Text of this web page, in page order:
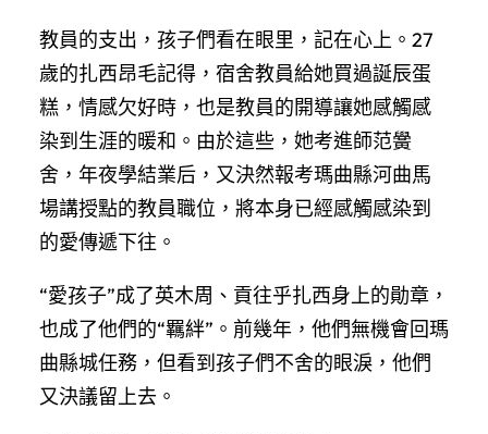
教員的支出，孩子們看在眼里，記在心上。27
歲的扎西昂毛記得，宿舍教員給她買過誕辰蛋
糕，情感欠好時，也是教員的開導讓她感觸感
染到生涯的暖和。由於這些，她考進師范黌
舍，年夜學結業后，又決然報考瑪曲縣河曲馬
場講授點的教員職位，將本身已經感觸感染到
的愛傳遞下往。
“愛孩子”成了英木周、貢往乎扎西身上的勛章，
也成了他們的“羈絆”。前幾年，他們無機會回瑪
曲縣城任務，但看到孩子們不舍的眼淚，他們
又決議留上去。